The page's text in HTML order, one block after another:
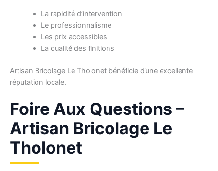
La rapidité d’intervention
Le professionnalisme
Les prix accessibles
La qualité des finitions
Artisan Bricolage Le Tholonet bénéficie d’une excellente
réputation locale.
Foire Aux Questions –
Artisan Bricolage Le
Tholonet